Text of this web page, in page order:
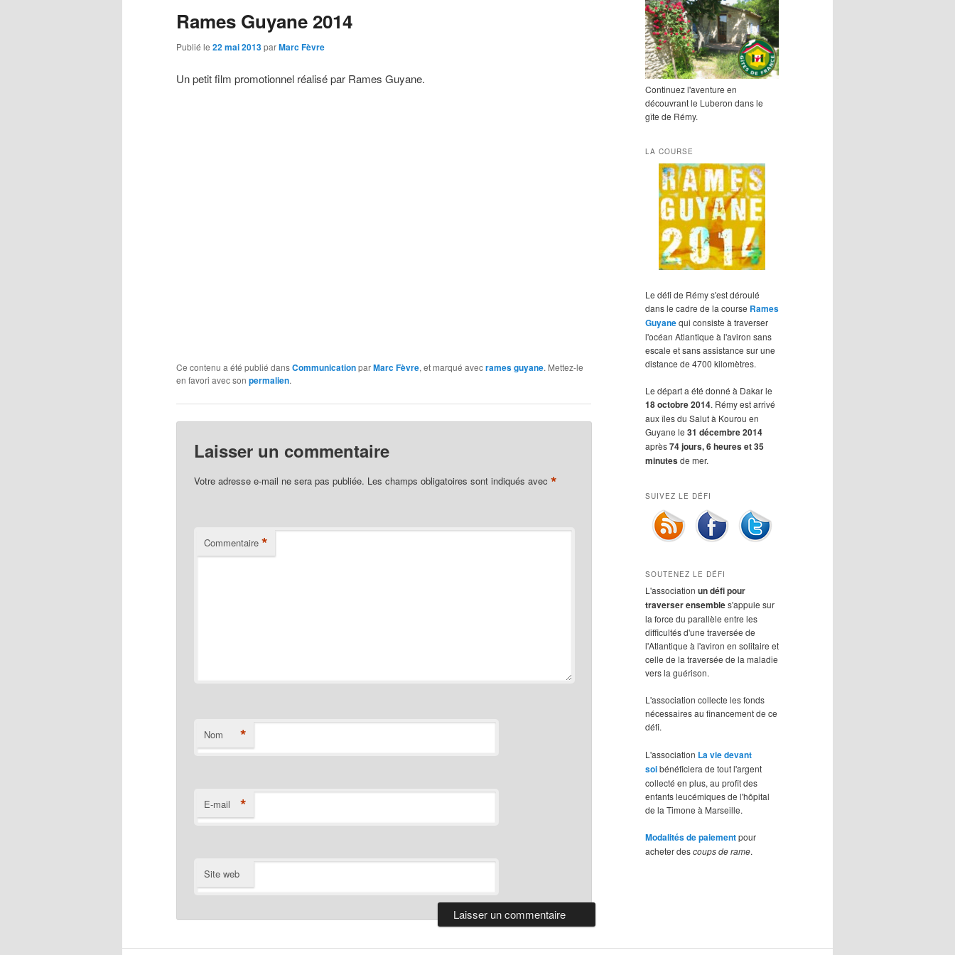
principal
secondaire
Rames Guyane 2014
Publié le 22 mai 2013parMarc Fèvre
Un petit film promotionnel réalisé par Rames Guyane.
Ce contenu a été publié dansCommunicationparMarc Fèvre, et marqué avecrames guyane. Mettez-le
en favori avec son permalien.
Laisser un commentaire
Votre adresse e-mail ne sera pas publiée. Les champs obligatoires sont indiqués avec*
Commentaire *
Nom *
E-mail *
Site web
Continuez l'aventure en
découvrant le Luberon dans le
gîte de Rémy.
LA COURSE
Le défi de Rémy s'est déroulé
dans le cadre de la course Rames
Guyanequi consiste à traverser
l'océan Atlantique à l'aviron sans
escale et sans assistance sur une
distance de 4700 kilomètres.
Le départ a été donné à Dakar le
18 octobre 2014. Rémy est arrivé
aux îles du Salut à Kourou en
Guyane le 31 décembre 2014
après74 jours, 6 heures et 35
minutesde mer.
SUIVEZ LE DÉFI
SOUTENEZ LE DÉFI
L'association un défi pour
traverser ensembles'appuie sur
la force du parallèle entre les
difficultés d'une traversée de
l'Atlantique à l'aviron en solitaire et
celle de la traversée de la maladie
vers la guérison.
L'association collecte les fonds
nécessaires au financement de ce
défi.
L'association La vie devant
soibénéficiera de tout l'argent
collecté en plus, au profit des
enfants leucémiques de l'hôpital
de la Timone à Marseille.
Modalités de paiementpour
acheter descoups de rame.